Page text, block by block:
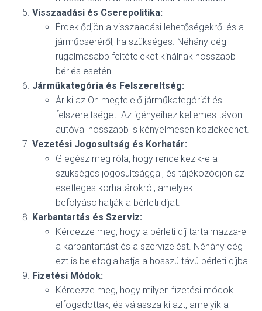
Visszaadási és Cserepolitika:
Érdeklődjön a visszaadási lehetőségekről és a
járműcseréről, ha szükséges. Néhány cég
rugalmasabb feltételeket kínálnak hosszabb
bérlés esetén.
Járműkategória és Felszereltség:
Ár ki az Ön megfelelő járműkategóriát és
felszereltséget. Az igényeihez kellemes távon
autóval hosszabb is kényelmesen közlekedhet.
Vezetési Jogosultság és Korhatár:
G egész meg róla, hogy rendelkezik-e a
szükséges jogosultsággal, és tájékozódjon az
esetleges korhatárokról, amelyek
befolyásolhatják a bérleti díjat.
Karbantartás és Szerviz:
Kérdezze meg, hogy a bérleti díj tartalmazza-e
a karbantartást és a szervizelést. Néhány cég
ezt is belefoglalhatja a hosszú távú bérleti díjba.
Fizetési Módok:
Kérdezze meg, hogy milyen fizetési módok
elfogadottak, és válassza ki azt, amelyik a